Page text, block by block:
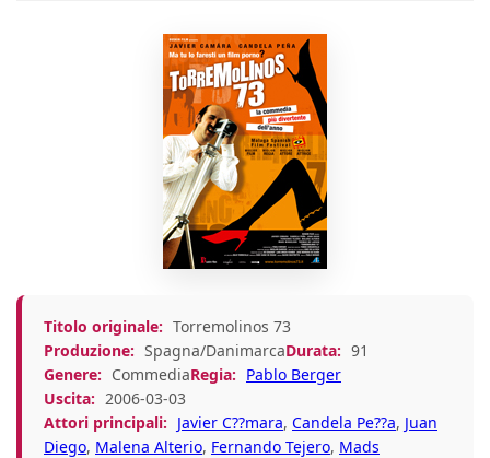
Titolo originale: Torremolinos 73
Produzione: Spagna/DanimarcaDurata: 91
Genere: CommediaRegia: Pablo Berger
Uscita: 2006-03-03
Attori principali: Javier C??mara, Candela Pe??a, Juan
Diego, Malena Alterio, Fernando Tejero, Mads